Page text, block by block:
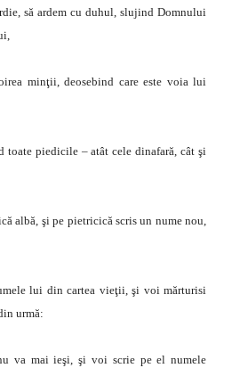
să ardem cu duhul, slujind Domnului
minţii, deosebind care este voia lui
piedicile – atât cele dinafară, cât şi
albă, şi pe pietricică scris un nume nou,
lui din cartea vieţii, şi voi mărturisi
urmă:
va mai ieşi, şi voi scrie pe el numele